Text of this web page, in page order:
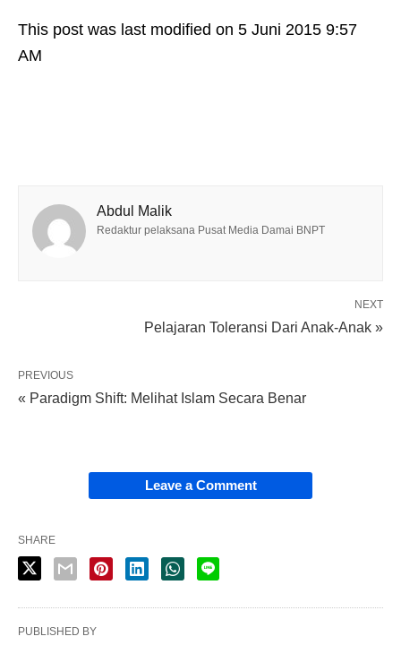
This post was last modified on 5 Juni 2015 9:57
AM
Abdul Malik
Redaktur pelaksana Pusat Media Damai BNPT
NEXT
Pelajaran Toleransi Dari Anak-Anak »
PREVIOUS
« Paradigm Shift: Melihat Islam Secara Benar
Leave a Comment
SHARE
PUBLISHED BY